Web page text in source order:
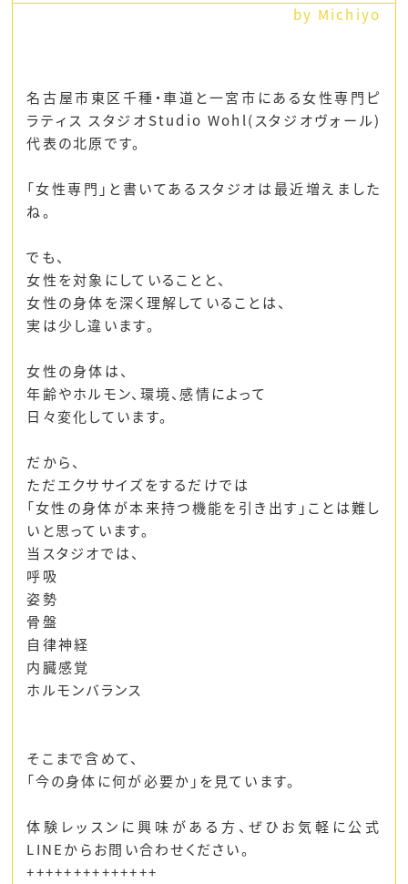
by Michiyo
名古屋市東区千種・車道と一宮市にある女性専門ピ
ラティス スタジオStudio Wohl(スタジオヴォール)
代表の北原です。
「女性専門」と書いてあるスタジオは最近増えました
ね。
でも、
女性を対象にしていることと、
女性の身体を深く理解していることは、
実は少し違います。
女性の身体は、
年齢やホルモン、環境、感情によって
日々変化しています。
だから、
ただエクササイズをするだけでは
「女性の身体が本来持つ機能を引き出す」ことは難し
いと思っています。
当スタジオでは、
呼吸
姿勢
骨盤
自律神経
内臓感覚
ホルモンバランス
そこまで含めて、
「今の身体に何が必要か」を見ています。
体験レッスンに興味がある方、ぜひお気軽に公式
LINEからお問い合わせください。
++++++++++++++